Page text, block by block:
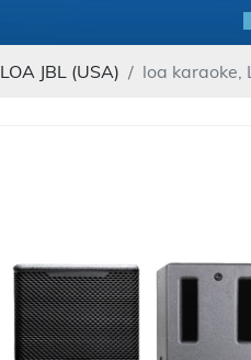
LOA JBL (USA) loa karaoke,